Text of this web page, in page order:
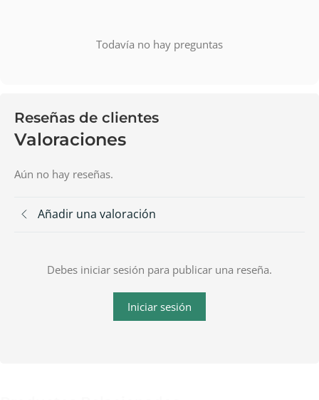
Todavía no hay preguntas
Reseñas de clientes
Valoraciones
Aún no hay reseñas.
Añadir una valoración
Debes iniciar sesión para publicar una reseña.
Iniciar sesión